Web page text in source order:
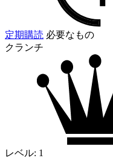
定期購読 必要なもの
クランチ
レベル: 1